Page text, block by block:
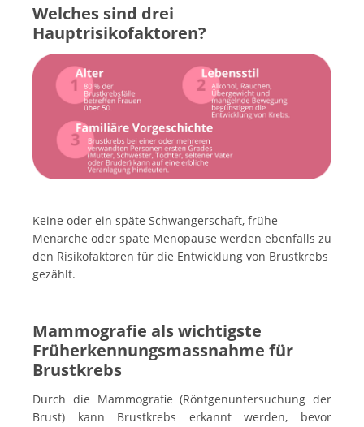
Welches sind drei
Hauptrisikofaktoren?
Keine oder ein späte Schwangerschaft, frühe
Menarche oder späte Menopause werden ebenfalls zu
den Risikofaktoren für die Entwicklung von Brustkrebs
gezählt.
Mammografie als wichtigste
Früherkennungsmassnahme für
Brustkrebs
Durch die Mammografie (Röntgenuntersuchung der
Brust) kann Brustkrebs erkannt werden, bevor